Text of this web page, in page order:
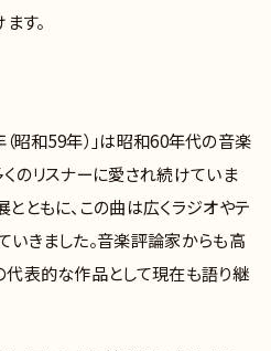
す。
昭和59年）」は昭和60年代の音楽
のリスナーに愛され続けていま
ともに、この曲は広くラジオやテ
いきました。音楽評論家からも高
代表的な作品として現在も語り継